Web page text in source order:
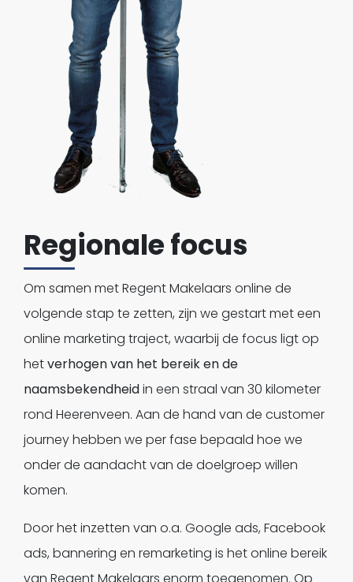
Regionale focus
Om samen met Regent Makelaars online de
volgende stap te zetten, zijn we gestart met een
online marketing traject, waarbij de focus ligt op
hetverhogen van het bereik en de
naamsbekendheidin een straal van 30 kilometer
rond Heerenveen. Aan de hand van de customer
journey hebben we per fase bepaald hoe we
onder de aandacht van de doelgroep willen
komen.
Door het inzetten van o.a. Google ads, Facebook
ads, bannering en remarketing is het online bereik